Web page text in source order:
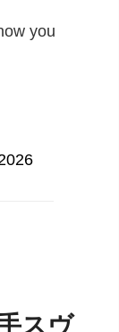
you
スヴ